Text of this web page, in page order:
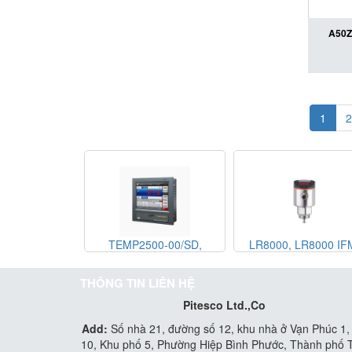
suất
1 2
TEMP2500-00/SD,
Samwontech, Bộ điều khiển
TEMP2500-00/SD, Đại lý
Samwontech tại Việt Nam
LR8000, LR8000
Đại lý IFM tại Việt
THÔNG TIN LIÊN HỆ
Pitesco Ltd.,Co
Add:Số nhà 21, đường số 12, khu nhà ở Vạn Phúc 1,
10, Khu phố 5, Phường Hiệp Bình Phước, Thành phố